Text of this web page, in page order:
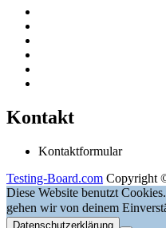
Kontakt
Kontaktformular
Testing-Board.com Copyright
Diese Website benutzt
gehen wir von deinem
Datenschutzerklärung